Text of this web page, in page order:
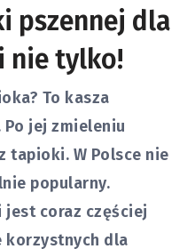
pszennej dla
nie tylko!
To kasza
jej zmieleniu
tapioki. W Polsce nie
popularny.
jest coraz częściej
korzystnych dla